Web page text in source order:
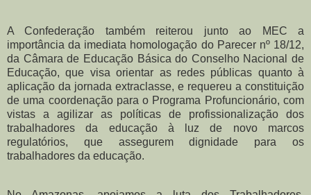
A Confederação também reiterou junto ao MEC a
importância da imediata homologação do Parecer nº 18/12,
da Câmara de Educação Básica do Conselho Nacional de
Educação, que visa orientar as redes públicas quanto à
aplicação da jornada extraclasse, e requereu a constituição
de uma coordenação para o Programa Profuncionário, com
vistas a agilizar as políticas de profissionalização dos
trabalhadores da educação à luz de novo marcos
regulatórios, que assegurem dignidade para os
trabalhadores da educação.